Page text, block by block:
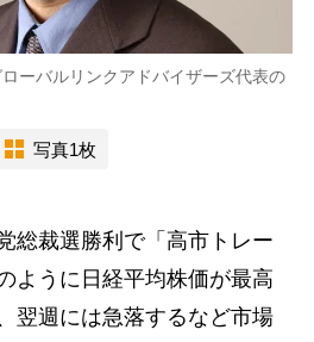
ーバルリンクアドバイザーズ代表の
写真1枚
総裁選勝利で「高市トレー
ように日経平均株価が最高
翌週には急落するなど市場